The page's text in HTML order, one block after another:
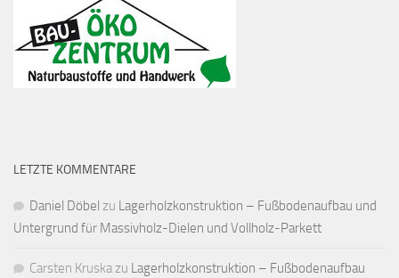
LETZTE KOMMENTARE
Daniel Döbel zu Lagerholzkonstruktion – Fußbodenaufbau und
Untergrund für Massivholz-Dielen und Vollholz-Parkett
Carsten Kruskazu Lagerholzkonstruktion – Fußbodenaufbau